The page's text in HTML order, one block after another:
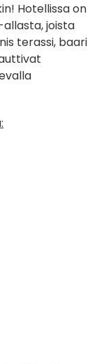
Hotellissa on
allasta, joista
terassi, baari